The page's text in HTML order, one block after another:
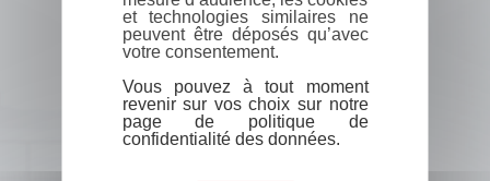
et technologies similaires ne
peuvent être déposés qu’avec
votre consentement.
Vous pouvez à tout moment
revenir sur vos choix sur notre
page de politique de
confidentialité des données.